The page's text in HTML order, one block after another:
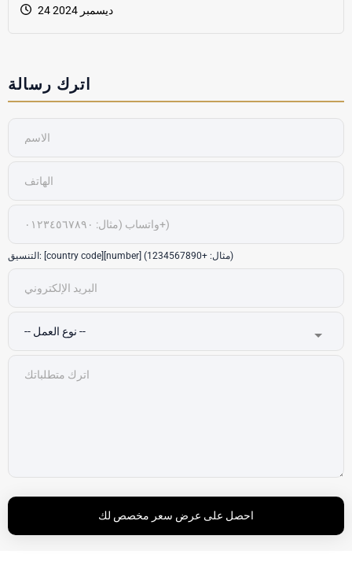
24 ديسمبر 2024
اترك رسالة
التنسيق: [country code][number] (مثال: +1234567890)
احصل على عرض سعر مخصص لك